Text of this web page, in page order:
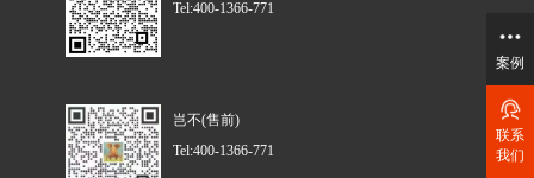
Tel:400-1366-771
岂不(售前)
Tel:400-1366-771
案例
联系
我们